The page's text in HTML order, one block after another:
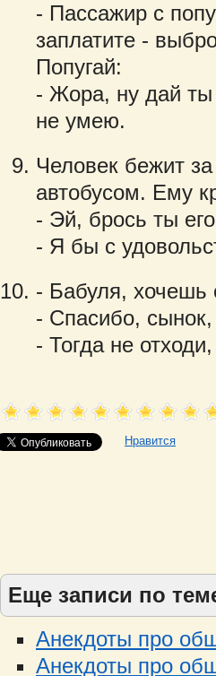
- Пассажир с
заплатите -
Попугай:
- Жора, ну дай ты
не умею.
Человек бежит
автобусом. Ему
- Эй, брось ты
- Я бы с
- Бабуля, хочешь
- Спасибо,
- Тогда не
Нравится
Еще записи по
Анекдоты про
Анекдоты про